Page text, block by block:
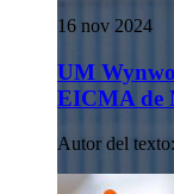
16 nov 2024
UM
EICMA de
Autor del texto: